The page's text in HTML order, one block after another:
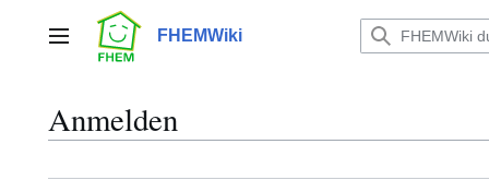
springenHauptmenü FHEMWiki
Anmelden